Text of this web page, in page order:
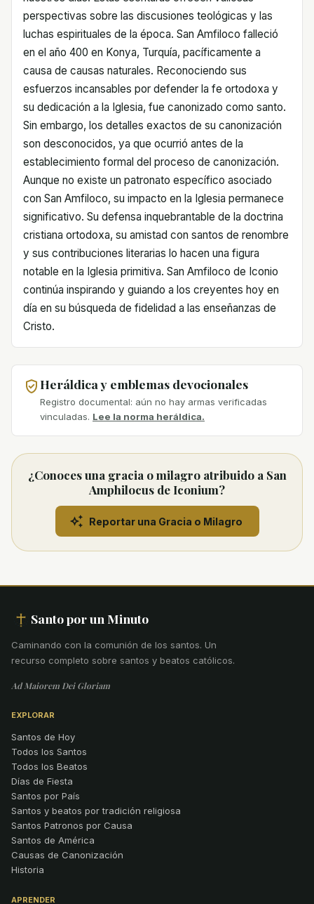
perspectivas sobre las discusiones teológicas y las
luchas espirituales de la época. San Amfiloco falleció
en el año 400 en Konya, Turquía, pacíficamente a
causa de causas naturales. Reconociendo sus
esfuerzos incansables por defender la fe ortodoxa y
su dedicación a la Iglesia, fue canonizado como santo.
Sin embargo, los detalles exactos de su canonización
son desconocidos, ya que ocurrió antes de la
establecimiento formal del proceso de canonización.
Aunque no existe un patronato específico asociado
con San Amfiloco, su impacto en la Iglesia permanece
significativo. Su defensa inquebrantable de la doctrina
cristiana ortodoxa, su amistad con santos de renombre
y sus contribuciones literarias lo hacen una figura
notable en la Iglesia primitiva. San Amfiloco de Iconio
continúa inspirando y guiando a los creyentes hoy en
día en su búsqueda de fidelidad a las enseñanzas de
Cristo.
Heráldica y emblemas devocionales
Registro documental: aún no hay armas verificadas
vinculadas. Lee la norma heráldica.
¿Conoces una gracia o milagro atribuido a San
Amphilocus de Iconium?
Reportar una Gracia o Milagro
Santo por un Minuto
Caminando con la comunión de los santos. Un
recurso completo sobre santos y beatos católicos.
Ad Maiorem Dei Gloriam
EXPLORAR
Santos de Hoy
Todos los Santos
Todos los Beatos
Días de Fiesta
Santos por País
Santos y beatos por tradición religiosa
Santos Patronos por Causa
Santos de América
Causas de Canonización
Historia
APRENDER